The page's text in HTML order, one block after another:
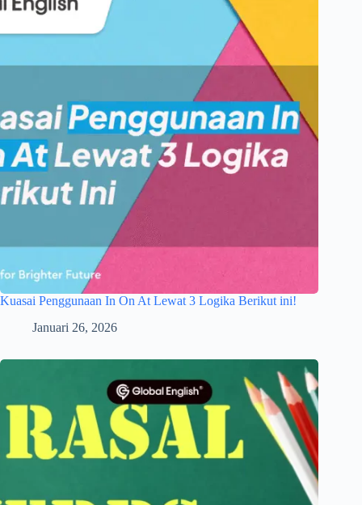
Kuasai Penggunaan In On At Lewat 3 Logika Berikut ini!
Januari 26, 2026